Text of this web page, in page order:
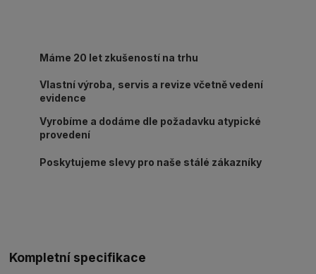
Máme 20 let zkušeností na trhu
Vlastní výroba, servis a revize včetně vedení
evidence
Vyrobíme a dodáme dle požadavku atypické
provedení
Poskytujeme slevy pro naše stálé zákazníky
Kompletní specifikace